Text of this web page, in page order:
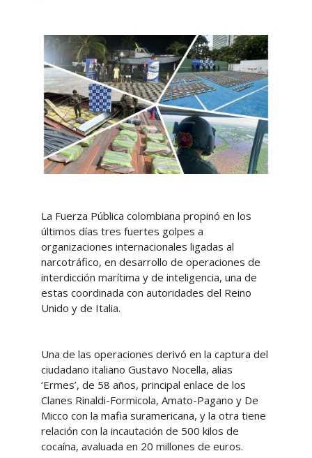
La Fuerza Pública colombiana propinó en los
últimos días tres fuertes golpes a
organizaciones internacionales ligadas al
narcotráfico, en desarrollo de operaciones de
interdicción marítima y de inteligencia, una de
estas coordinada con autoridades del Reino
Unido y de Italia.
Una de las operaciones derivó en la captura del
ciudadano italiano Gustavo Nocella, alias
‘Ermes’, de 58 años, principal enlace de los
Clanes Rinaldi-Formicola, Amato-Pagano y De
Micco con la mafia suramericana, y la otra tiene
relación con la incautación de 500 kilos de
cocaína, avaluada en 20 millones de euros.